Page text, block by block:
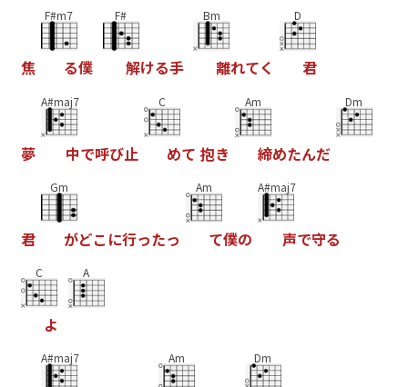
焦
F#m7
る僕
F#
解ける手
Bm
離れてく
D
君
夢
A#maj7
中で呼び止
C
めて 抱き
Am
締めたんだ
Dm
君
Gm
がどこ に行ったっ
Am
て僕の
A#maj7
声で守る
C
よ
A
A#maj7 Am Dm